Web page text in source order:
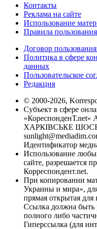
Контакты
Реклама на сайте
Использование
Правила
Договор
Политика в сфере
данных
Пользовательское
Редакция
© 2000-2026,
Субъект в сфере
«КореспонденТ.net»
ХАРКІВСЬКЕ ШОСЕ,
Идентификатор
Использование
сайте, разрешается
Корреспондент.net.
При копировании
Украины и мира»,
прямая открытая
Ссылка должна быть
полного либо
Гиперссылка (для